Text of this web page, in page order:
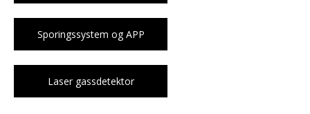
Sporingssystem og APP
Laser gassdetektor